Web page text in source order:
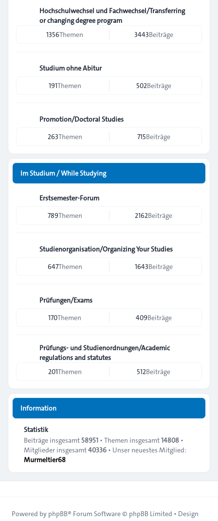
Hochschulwechsel und Fachwechsel/Transferring
or changing degree program
1356Themen 3443Beiträge
Studium ohne Abitur
191Themen 502Beiträge
Promotion/Doctoral Studies
263Themen 715Beiträge
Im Studium / While Studying
Erstsemester-Forum
789Themen 2162Beiträge
Studienorganisation/Organizing Your Studies
647Themen 1643Beiträge
Prüfungen/Exams
170Themen 409Beiträge
Prüfungs- und Studienordnungen/Academic
regulations and statutes
201Themen 512Beiträge
Information
Statistik
Beiträge insgesamt 58951• Themen insgesamt14808•
Mitglieder insgesamt40336• Unser neuestes Mitglied:
Murmeltier68
Powered by phpBB® Forum Software © phpBB Limited • Design